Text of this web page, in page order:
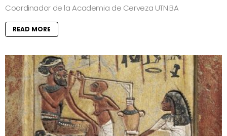
Coordinador de la Academia de Cerveza UTN.BA
READ MORE